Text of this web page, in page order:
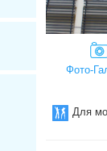
о.Самет
о.Самуи
о.Чанг
Фото-
Для